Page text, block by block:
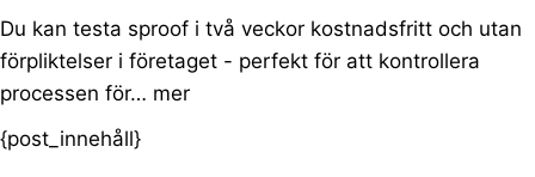
Du kan testa sproof i två veckor kostnadsfritt och utan
förpliktelser i företaget - perfekt för att kontrollera
processen för… mer
{post_innehåll}